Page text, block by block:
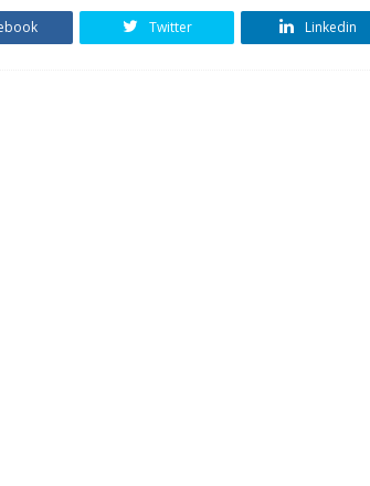
Twitter Linkedin